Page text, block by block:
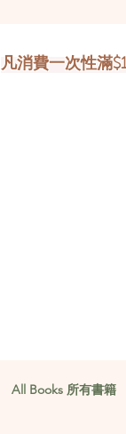
凡消費一次性滿
All Books 所有書籍
All Books 所有書籍